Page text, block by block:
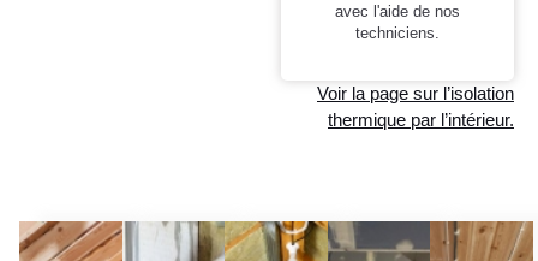
avec l'aide de nos
techniciens.
Voir la page sur l’isolation
thermique par l’intérieur.